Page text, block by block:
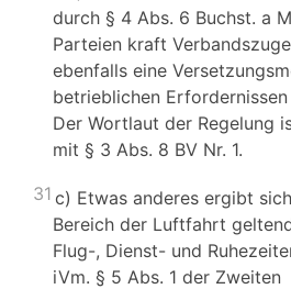
durch § 4 Abs. 6 Buchst. a
Parteien kraft
ebenfalls eine
betrieblichen
Der Wortlaut der Regelung
mit § 3 Abs. 8 BV Nr. 1.
31 c) Etwas anderes ergibt
Bereich der Luftfahrt
Flug-, Dienst- und
iVm. § 5 Abs. 1 der Zweiten